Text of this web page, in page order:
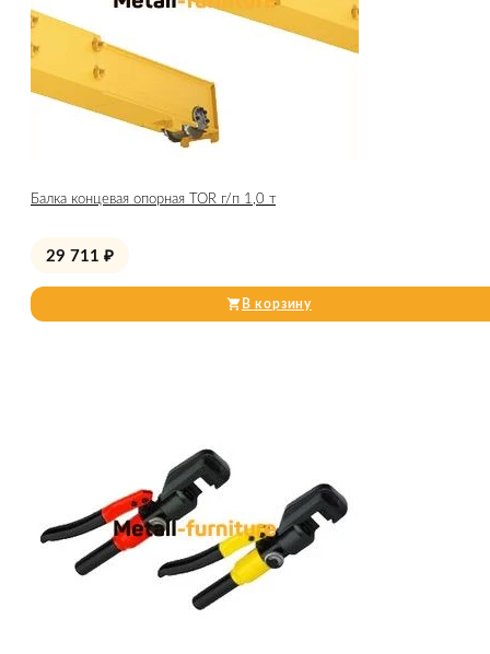
Балка концевая опорная TOR г/п 1,0 т
29 711 ₽
В корзину